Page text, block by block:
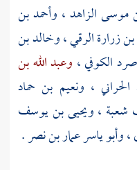
موسى الزاهد، وأحمد بن
زرارة الرقي،وخالد بن
الكوفي، وعبد الله بن
، ونعيم بن حماد
شعبة ،ويحيى بن يوسف
،وأبو ياسر عمار بن نصر.